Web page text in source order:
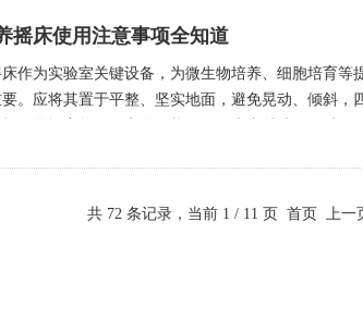
摇床使用注意事项全知道
作为实验室关键设备，为微生物培养、细胞培育等
。应将其置于平整、坚实地面，避免晃动、倾斜
，且远离热源、电磁干扰源及阳光直射处，如避
共 72 条记录，当前 1 / 11 页 首页 上一